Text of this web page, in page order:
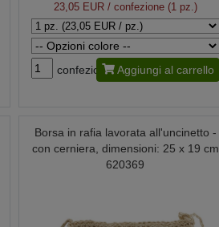
23,05 EUR/ confezione (1 pz.)
confezione Aggiungi al carrello
Borsa in rafia lavorata all'uncinetto -
con cerniera, dimensioni: 25 x 19 cm
620369